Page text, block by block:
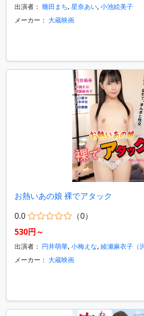
出演者： 幾田まち, 星奈あい, 小池絵美子
メーカー： 大蔵映画
お熱いあの娘 裸でアタック
0.0
（0）
530円～
出演者： 円井萌華, 小梅えな, 綾瀬麻衣子（
メーカー： 大蔵映画